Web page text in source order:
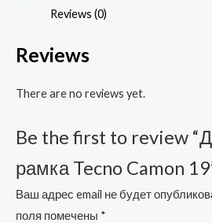
Reviews (0)
Reviews
There are no reviews yet.
Be the first to review
рамка Tecno Camon
Ваш адрес email не будет
поля помечены *